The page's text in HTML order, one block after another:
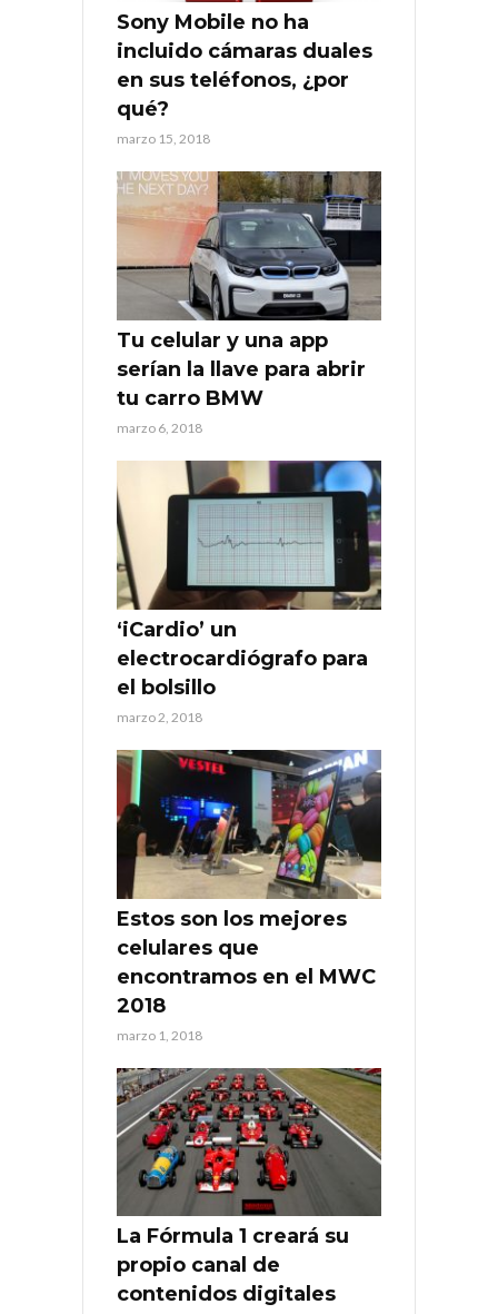
Sony Mobile no ha
incluido cámaras duales
en sus teléfonos, ¿por
qué?
marzo 15, 2018
Tu celular y una app
serían la llave para abrir
tu carro BMW
marzo 6, 2018
‘iCardio’ un
electrocardiógrafo para
el bolsillo
marzo 2, 2018
Estos son los mejores
celulares que
encontramos en el MWC
2018
marzo 1, 2018
La Fórmula 1 creará su
propio canal de
contenidos digitales